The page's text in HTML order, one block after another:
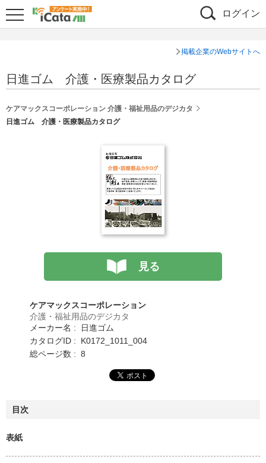
ログイン
掲載企業のWebサイトへ
日進ゴム 介護・医療製品カタログ
ケアマックスコーポレーション 介護・福祉用品のデジカタ
日進ゴム 介護・医療製品カタログ
見る
ケアマックスコーポレーション
介護・福祉用品のデジカタ
メーカー名 : 日進ゴム
カタログID : K0172_1011_004
総ページ数 : 8
目次
表紙